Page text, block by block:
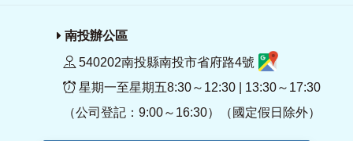
南投辦公區
540202南投縣南投市省府路4號
星期一至星期五8:30～12:30 | 13:30～17:30
（公司登記：9:00～16:30）（國定假日除外）